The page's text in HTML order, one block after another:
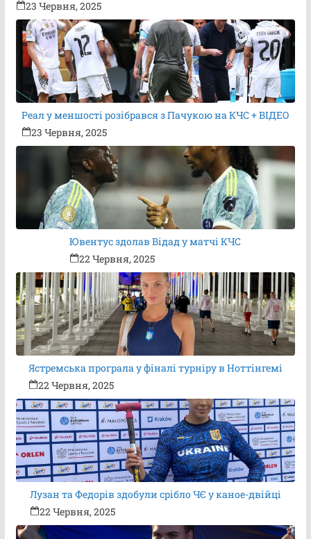
23 Червня, 2025
Реал у меншості розібрався з Пачукою на КЧС + ВІДЕО
23 Червня, 2025
Ювентус здолав Відад у матчі КЧС
22 Червня, 2025
Ястремська програла у фіналі турніру в Ноттінгемі
22 Червня, 2025
Лузан та Федорів здобули срібло ЧЄ у каное-двійці
22 Червня, 2025